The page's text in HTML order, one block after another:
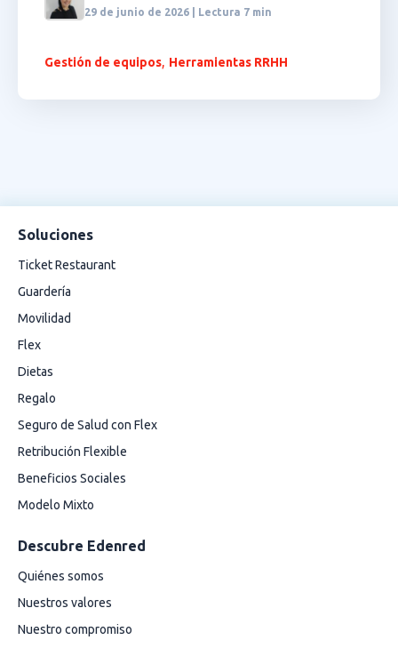
29 de junio de 2026 | Lectura 7 min
Gestión de equipos, Herramientas RRHH
Soluciones
Ticket Restaurant
Guardería
Movilidad
Flex
Dietas
Regalo
Seguro de Salud con Flex
Retribución Flexible
Beneficios Sociales
Modelo Mixto
Descubre Edenred
Quiénes somos
Nuestros valores
Nuestro compromiso